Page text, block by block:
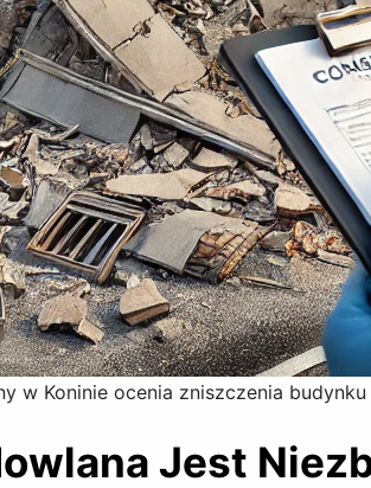
w Koninie ocenia zniszczenia
Jest